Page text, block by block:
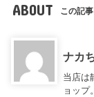
ABOUT この記
ナカ
当店は
ョップ